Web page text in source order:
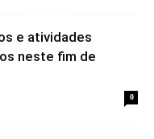
e atividades
neste fim de
0